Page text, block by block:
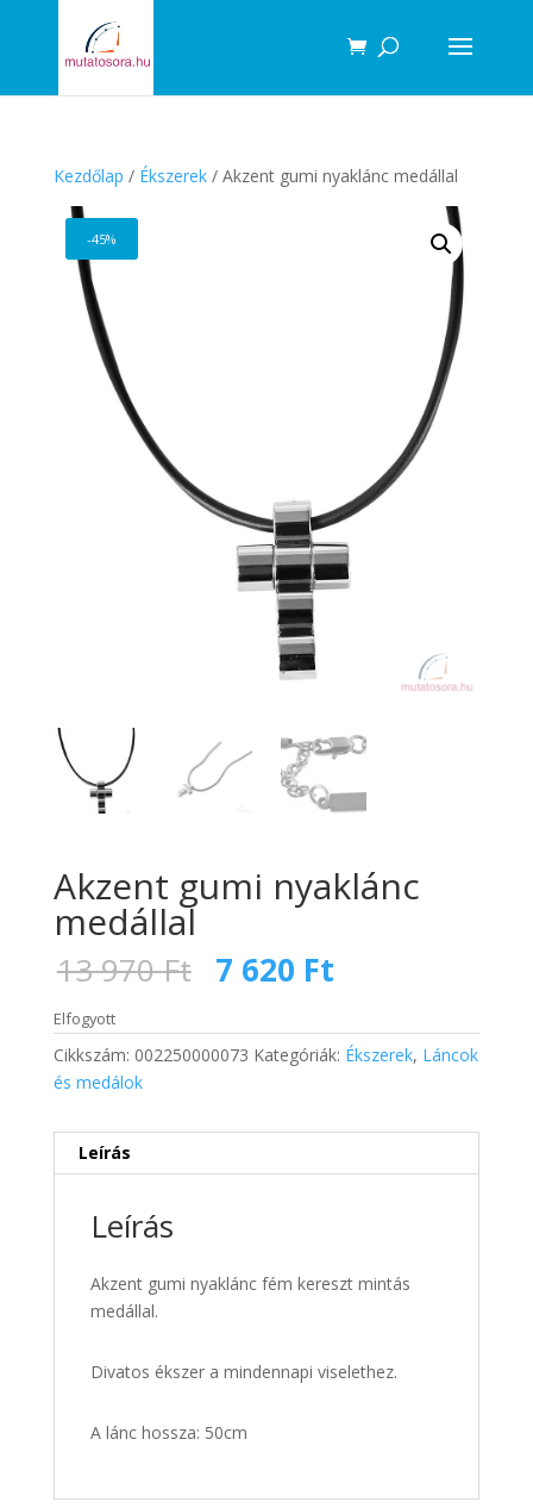
Kezdőlap / Ékszerek/ Akzent gumi nyaklánc medállal
-45%
Akzent gumi nyaklánc
medállal
13 970Ft Original
price
was:
13
970 Ft.
7 620 Ft
is:
7
620 Ft.
Elfogyott
Cikkszám: 002250000073 Kategóriák: Ékszerek, Láncok
és medálok
Leírás
Leírás
Akzent gumi nyaklánc fém kereszt mintás
medállal.
Divatos ékszer a mindennapi viselethez.
A lánc hossza: 50cm